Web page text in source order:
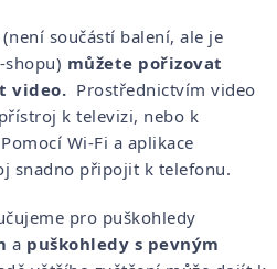
součástí balení, ale je
shopu) můžete pořizovat
video. Prostřednictvím video
k televizi, nebo k
Wi-Fi a aplikace
snadno připojit k telefonu.
pro puškohledy
a puškohledy s pevným